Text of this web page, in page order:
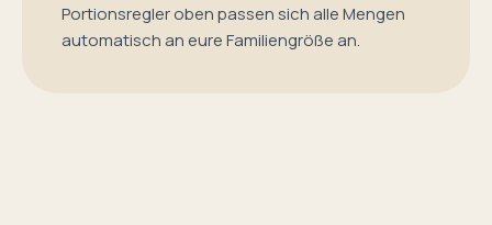
Portionsregler oben passen sich alle Mengen
automatisch an eure Familiengröße an.